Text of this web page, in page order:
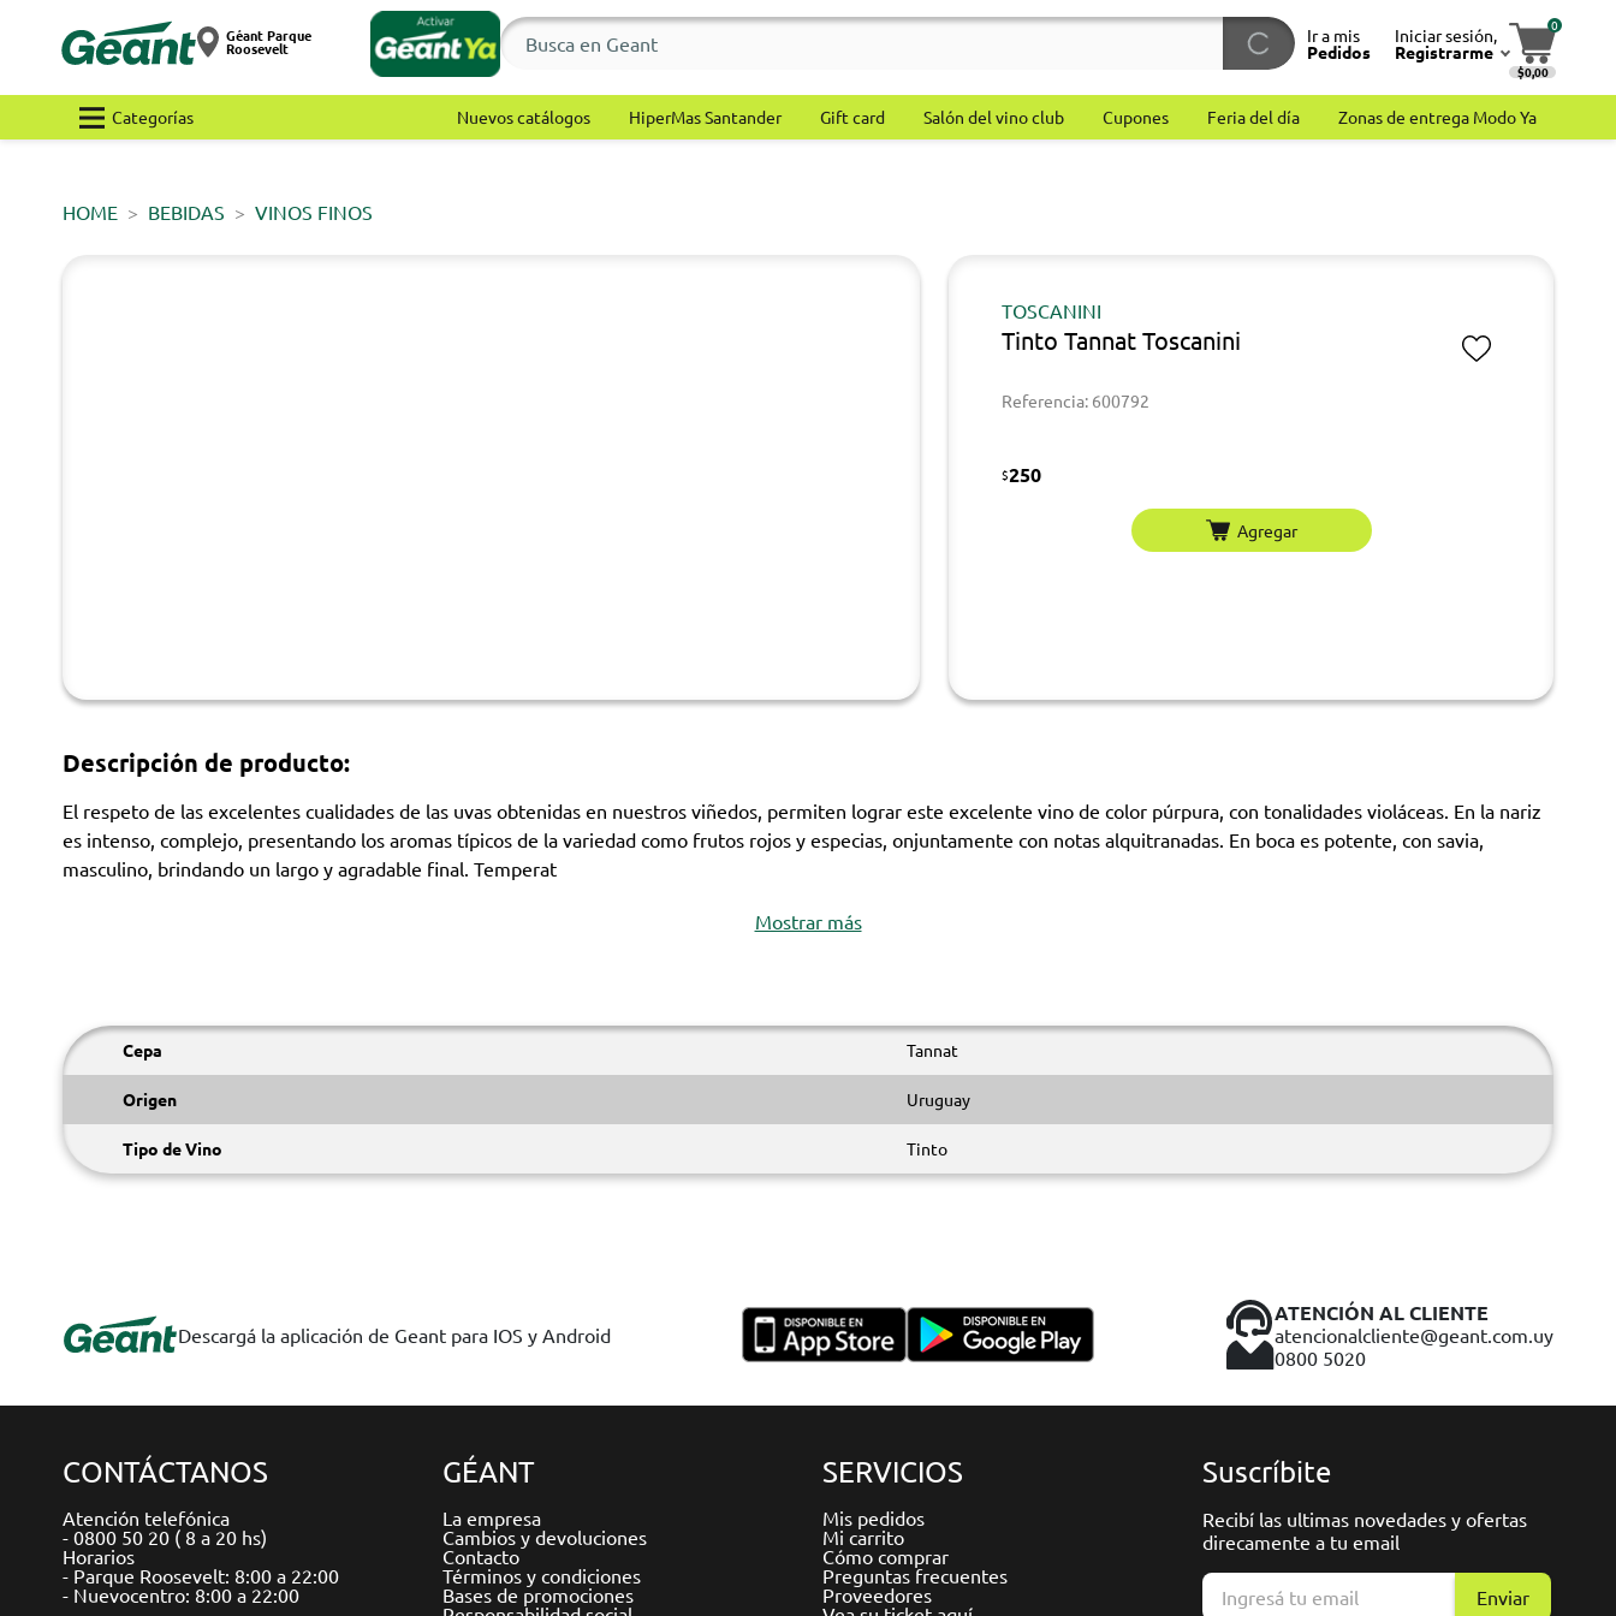
Géant Parque
Roosevelt
Ir a mis
Pedidos
Iniciar sesión,
Registrarme
0
$0,00
Categorías Nuevos catálogos HiperMas Santander Gift card Salón del vino club Cupones Feria del día Zonas de entrega Modo Ya
HOME BEBIDAS VINOS FINOS
TOSCANINI
Tinto Tannat Toscanini
Referencia: 600792
$250
Agregar
Descripción de producto:
El respeto de las excelentes cualidades de las uvas obtenidas en nuestros viñedos, permiten lograr este excelente vino de color púrpura, con tonalidades violáceas. En la nariz
es intenso, complejo, presentando los aromas típicos de la variedad como frutos rojos y especias, onjuntamente con notas alquitranadas. En boca es potente, con savia,
masculino, brindando un largo y agradable final. Temperat
Mostrar más
Cepa Tannat
Origen Uruguay
Tipo de Vino Tinto
Descargá la aplicación de Geant para IOS y Android
ATENCIÓN AL CLIENTE
atencionalcliente@geant.com.uy
0800 5020
CONTÁCTANOS
Atención telefónica
- 0800 50 20 ( 8 a 20 hs)
Horarios
- Parque Roosevelt: 8:00 a 22:00
- Nuevocentro: 8:00 a 22:00
GÉANT
La empresa
Cambios y devoluciones
Contacto
Términos y condiciones
Bases de promociones
SERVICIOS
Mis pedidos
Mi carrito
Cómo comprar
Preguntas frecuentes
Proveedores
Suscríbite
Recibí las ultimas novedades y ofertas
direcamente a tu email
Enviar